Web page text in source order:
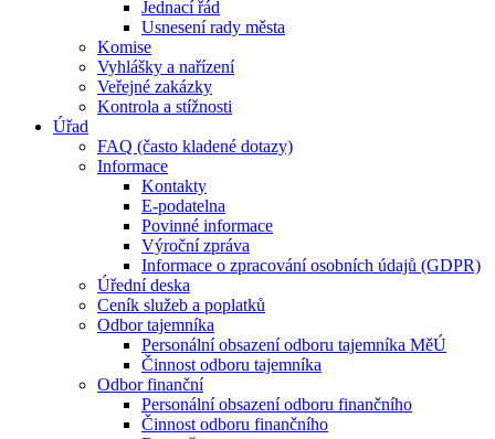
Jednací řád
Usnesení rady města
Komise
Vyhlášky a nařízení
Veřejné zakázky
Kontrola a stížnosti
Úřad
FAQ (často kladené dotazy)
Informace
Kontakty
E-podatelna
Povinné informace
Výroční zpráva
Informace o zpracování osobních údajů (GDPR)
Úřední deska
Ceník služeb a poplatků
Odbor tajemníka
Personální obsazení odboru tajemníka MěÚ
Činnost odboru tajemníka
Odbor finanční
Personální obsazení odboru finančního
Činnost odboru finančního